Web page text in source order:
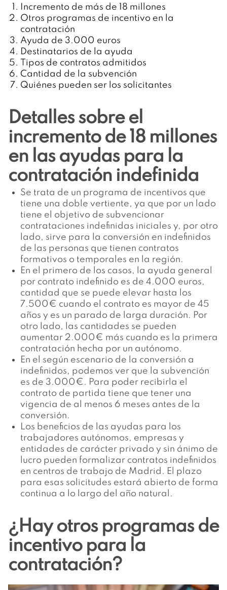
Incremento de más de 18 millones
Otros programas de incentivo en la
contratación
Ayuda de 3.000 euros
Destinatarios de la ayuda
Tipos de contratos admitidos
Cantidad de la subvención
Quiénes pueden ser los solicitantes
Detalles sobre el
incremento de 18 millones
en las ayudas para la
contratación indefinida
Se trata de un programa de incentivos que
tiene una doble vertiente, ya que por un lado
tiene el objetivo de subvencionar
contrataciones indefinidas iniciales y, por otro
lado, sirve para la conversión en indefinidos
de las personas que tienen contratos
formativos o temporales en la región.
En el primero de los casos, la ayuda general
por contrato indefinido es de 4.000 euros,
cantidad que se puede elevar hasta los
7.500€ cuando el contrato es mayor de 45
años y es un parado de larga duración. Por
otro lado, las cantidades se pueden
aumentar 2.000€ más cuando es
la primera
contratación hecha por un autónomo.
En el según escenario de la conversión a
indefinidos, podemos ver que la subvención
es de 3.000€. Para poder recibirla el
contrato de partida tiene que tener una
vigencia de al menos 6 meses antes de la
conversión.
Los beneficios de las ayudas para los
trabajadores autónomos, empresas y
entidades de carácter privado y sin ánimo de
lucro pueden formalizar contratos indefinidos
en centros de trabajo de Madrid. El plazo
para esas solicitudes estará abierto de forma
continua a lo largo del año natural.
¿Hay otros programas de
incentivo para la
contratación?